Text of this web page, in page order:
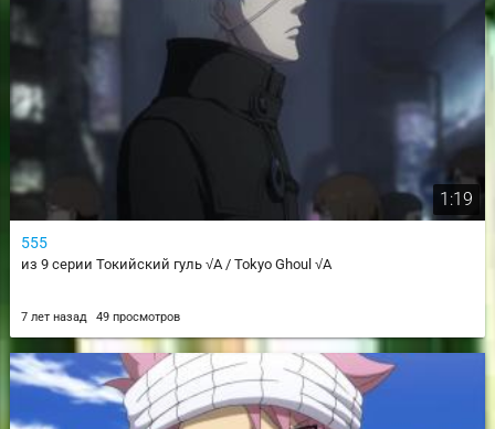
1:19
555
из 9 серии Токийский гуль √A / Tokyo Ghoul √A
7 лет назад 49 просмотров